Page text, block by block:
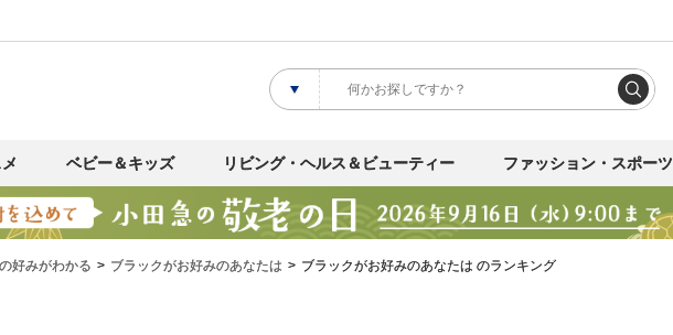
ベビー＆キッズ リビング・ヘルス＆ビューティー ファッション・スポーツ
好みがわかる ブラックがお好みのあなたは ブラックがお好みのあなたは のランキング